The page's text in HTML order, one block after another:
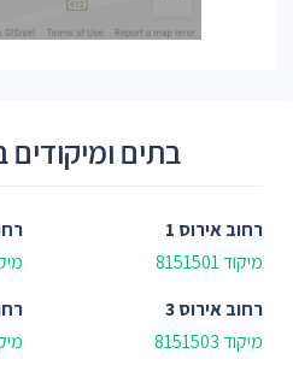
בתים ומיקודים
רחובאירוס 1
מיקוד 8151501
מיקוד
רחובאירוס 3
מיקוד 8151503
מיקוד